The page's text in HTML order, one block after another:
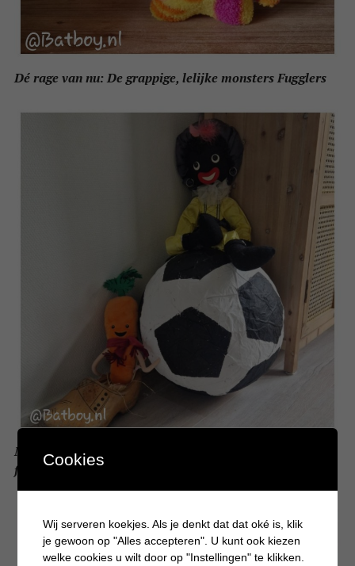
Dé rage van nu: De grappige, lelijke monsters Fugglers
Maak een reuze voetbal surprise voor een echte voetbal
fanaat
Cookies
Wij serveren koekjes. Als je denkt dat dat oké is, klik
je gewoon op "Alles accepteren". U kunt ook kiezen
welke cookies u wilt door op "Instellingen" te klikken.